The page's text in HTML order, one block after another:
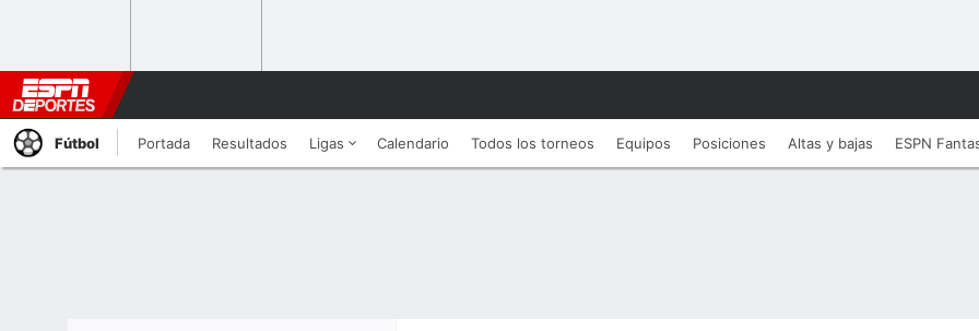
Fútbol Portada Resultados Ligas Calendario Todos los torneos Equipos Posiciones Altas y bajas ESPN